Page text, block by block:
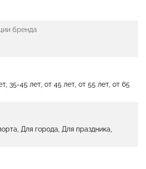
бренда
35-45 лет, от 45 лет, от 55 лет, от 65
Для города, Для праздника,